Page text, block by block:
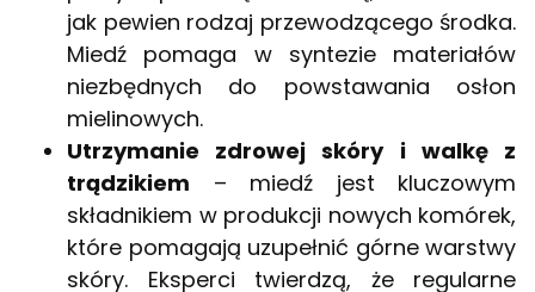
jak pewien rodzaj przewodzącego środka.
Miedź pomaga w syntezie materiałów
niezbędnych do powstawania ­osłon
mielinowych.
Utrzymanie zdrowej skóry i walkę z
trądzikiem – miedź jest kluczowym
składnikiem w produkcji nowych komórek,
które pomagają uzupełnić górne warstwy
skóry. Eksperci twierdzą, że regularne